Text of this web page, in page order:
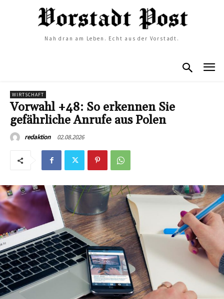
Nah dran am Leben. Echt aus der Vorstadt.
WIRTSCHAFT
Vorwahl +48: So erkennen Sie
gefährliche Anrufe aus Polen
redaktion 02.08.2026